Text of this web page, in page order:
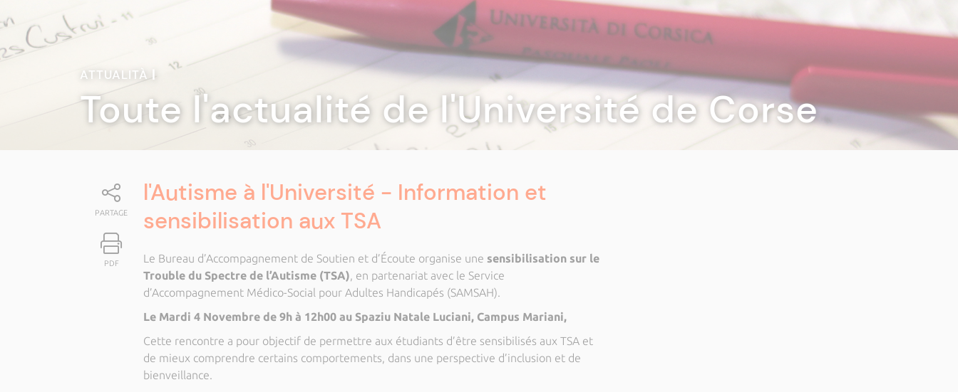
ATTUALITÀ|
Toute l'actualité de l'Université de Corse
PARTAGE
PDF
l'Autisme à l'Université - Information et
sensibilisation aux TSA
Le Bureau d’Accompagnement de Soutien et d’Écoute organise une sensibilisation sur le
Trouble du Spectre de l’Autisme (TSA), en partenariat avec le Service
d’Accompagnement Médico-Social pour Adultes Handicapés (SAMSAH).
Le Mardi 4 Novembre de 9h à 12h00 au Spaziu Natale Luciani, Campus Mariani,
Cette rencontre a pour objectif de permettre aux étudiants d’être sensibilisés aux TSA et
de mieux comprendre certains comportements, dans une perspective d’inclusion et de
bienveillance.